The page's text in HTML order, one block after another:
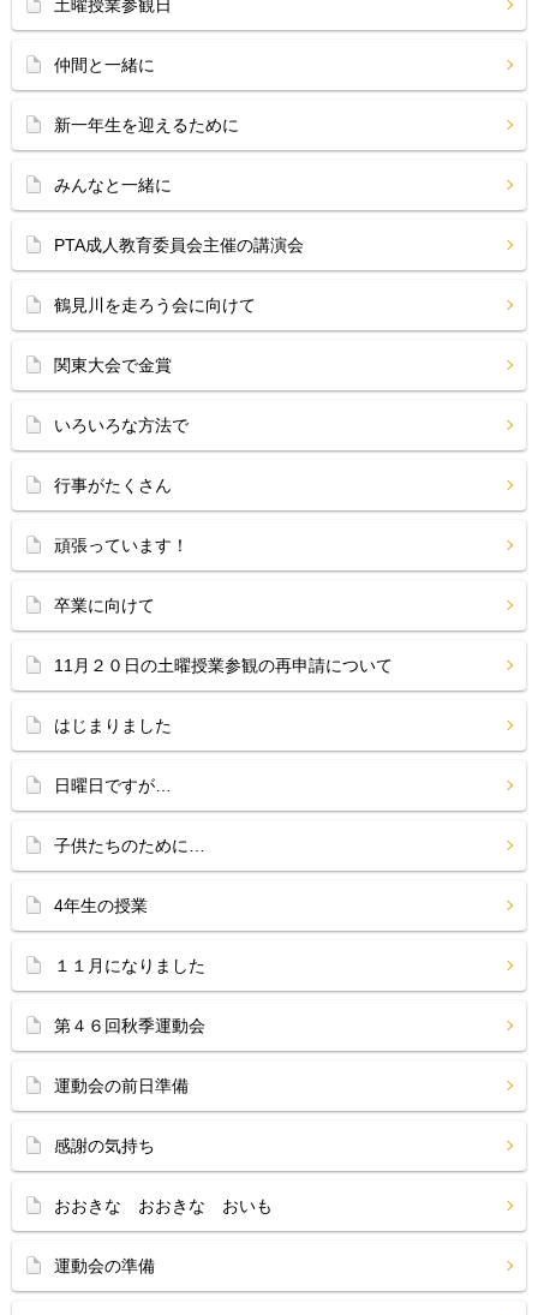
土曜授業参観日
仲間と一緒に
新一年生を迎えるために
みんなと一緒に
PTA成人教育委員会主催の講演会
鶴見川を走ろう会に向けて
関東大会で金賞
いろいろな方法で
行事がたくさん
頑張っています！
卒業に向けて
11月２０日の土曜授業参観の再申請について
はじまりました
日曜日ですが…
子供たちのために…
4年生の授業
１１月になりました
第４６回秋季運動会
運動会の前日準備
感謝の気持ち
おおきな おおきな おいも
運動会の準備